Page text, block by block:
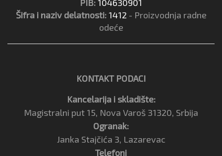
PIB: 104630901
Šifra i naziv delatnosti: 1412 - Proizvodnja radne
odeće
KONTAKT PODACI
Kancelarija i skladište:
Magistralni put 15, Nova Varoš 31320, Srbija
Ogranak:
Janka Stajčića 3, Lazarevac
Telefoni